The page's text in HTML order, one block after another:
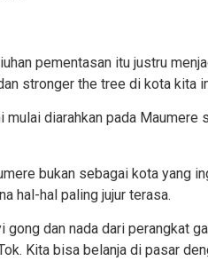
pementasan itu justru
stronger the tree di kota kita
mulai diarahkan pada Maumere
bukan sebagai kota yang
hal-hal paling jujur terasa.
dan nada dari perangkat
Kita bisa belanja di pasar